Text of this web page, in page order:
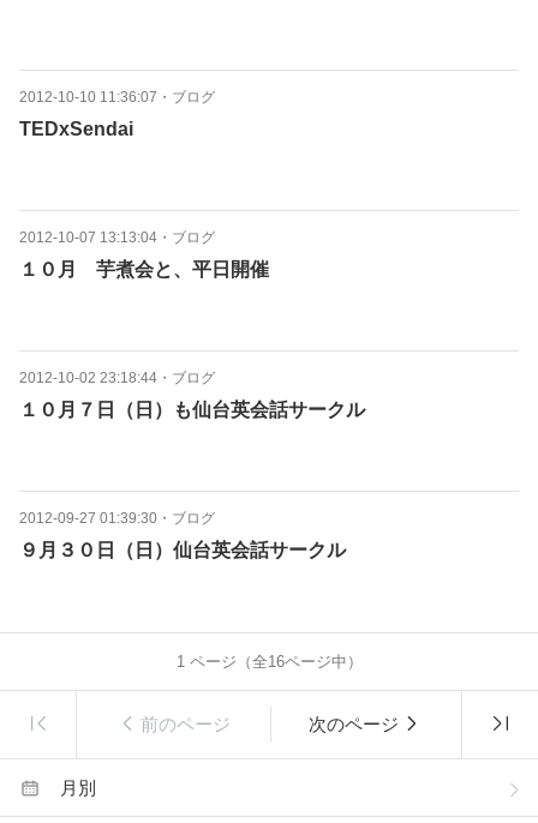
2012-10-10 11:36:07 ・ ブログ
TEDxSendai
2012-10-07 13:13:04 ・ ブログ
１０月 芋煮会と、平日開催
2012-10-02 23:18:44 ・ ブログ
１０月７日（日）も仙台英会話サークル
2012-09-27 01:39:30 ・ ブログ
９月３０日（日）仙台英会話サークル
1ページ（全16ページ中）
前のページ 次のページ
月別